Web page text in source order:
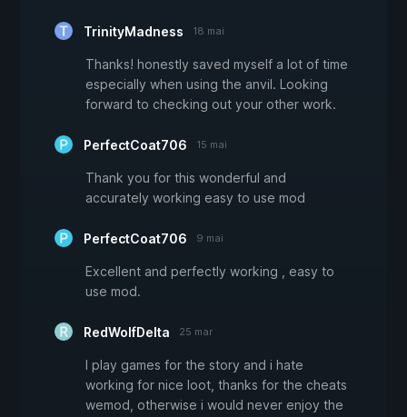
TrinityMadness 18 mai
Thanks! honestly saved myself a lot of time
especially when using the anvil. Looking
forward to checking out your other work.
PerfectCoat706 15 mai
Thank you for this wonderful and
accurately working easy to use mod
PerfectCoat706 9 mai
Excellent and perfectly working , easy to
use mod.
RedWolfDelta 25 mar
I play games for the story and i hate
working for nice loot, thanks for the cheats
wemod, otherwise i would never enjoy the